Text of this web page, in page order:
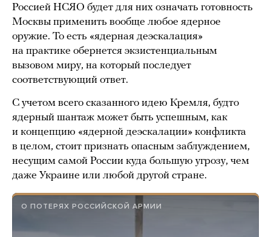
Россией НСЯО будет для них означать готовность
Москвы применить вообще любое ядерное
оружие. То есть «ядерная деэскалация»
на практике обернется экзистенциальным
вызовом миру, на который последует
соответствующий ответ.
С учетом всего сказанного идею Кремля, будто
ядерный шантаж может быть успешным, как
и концепцию «ядерной деэскалации» конфликта
в целом, стоит признать опасным заблуждением,
несущим самой России куда большую угрозу, чем
даже Украине или любой другой стране.
О ПОТЕРЯХ РОССИЙСКОЙ АРМИИ